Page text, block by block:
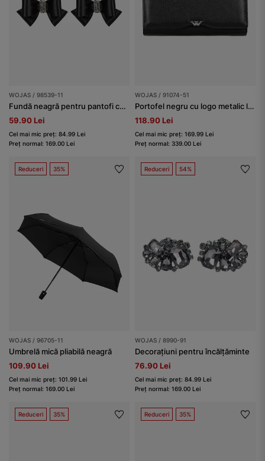
WOJAS / 98539-11
Fundă neagră pentru pantofi cu aplicație argintie
59.90 Lei
Cel mai mic preț: 84.99 Lei
Preț normal: 169.00 Lei
WOJAS / 91074-51
Portofel negru cu logo metalic la clapă
118.90 Lei
Cel mai mic preț: 169.99 Lei
Preț normal: 339.00 Lei
Reduceri 35%
WOJAS / 96705-11
Umbrelă mică pliabilă neagră
109.90 Lei
Cel mai mic preț: 101.99 Lei
Preț normal: 169.00 Lei
Reduceri 54%
WOJAS / 8990-91
Decorațiuni pentru încălțăminte
76.90 Lei
Cel mai mic preț: 84.99 Lei
Preț normal: 169.00 Lei
Reduceri 35% Reduceri 35%